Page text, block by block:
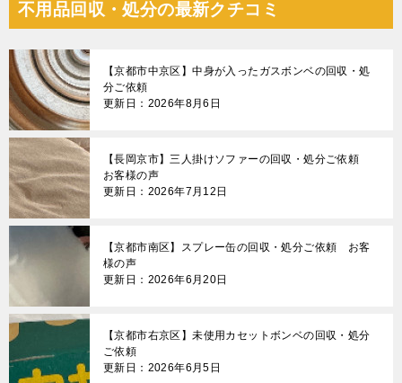
不用品回収・処分の最新クチコミ
【京都市中京区】中身が入ったガスボンベの回収・処
分ご依頼
更新日：2026年8月6日
【長岡京市】三人掛けソファーの回収・処分ご依頼
お客様の声
更新日：2026年7月12日
【京都市南区】スプレー缶の回収・処分ご依頼 お客
様の声
更新日：2026年6月20日
【京都市右京区】未使用カセットボンベの回収・処分
ご依頼
更新日：2026年6月5日